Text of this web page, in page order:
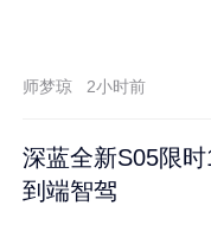
师梦琼 2小时前
深蓝全新S05限
到端智驾